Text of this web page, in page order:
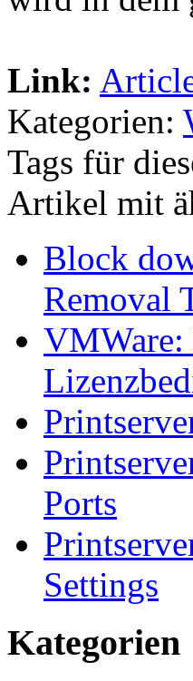
Link:
Kategorien:
Tags für
Artikel mit
Block
Removal
Ports
Settings
Kategorien